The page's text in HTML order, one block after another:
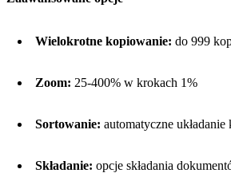
Wielokrotne kopiowanie: do 999
Zoom: 25-400% w krokach 1%
Sortowanie: automatyczne układanie
Składanie: opcje składania